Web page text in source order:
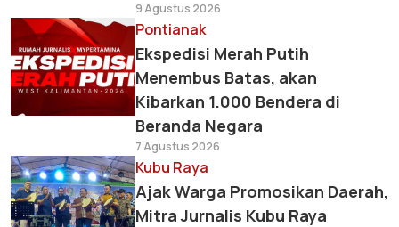
9 Agustus 2026
Pontianak
Ekspedisi Merah Putih
Menembus Batas, akan
Kibarkan 1.000 Bendera di
Beranda Negara
7 Agustus 2026
Kubu Raya
Ajak Warga Promosikan Daerah,
Mitra Jurnalis Kubu Raya